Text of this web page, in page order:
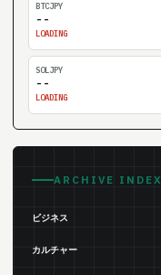
BTCJPY
--
LOADING
SOLJPY
--
LOADING
ARCHIVE INDEX
ビジネス
カルチャー